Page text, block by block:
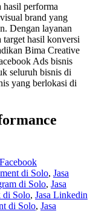
hasil performa
brand yang
Dengan layanan
target hasil konversi
Bima Creative
Ads bisnis
seluruh bisnis di
yang berlokasi di
di Solo, Jasa
di Solo, Jasa
di Solo, Jasa Linkedin
di Solo, Jasa